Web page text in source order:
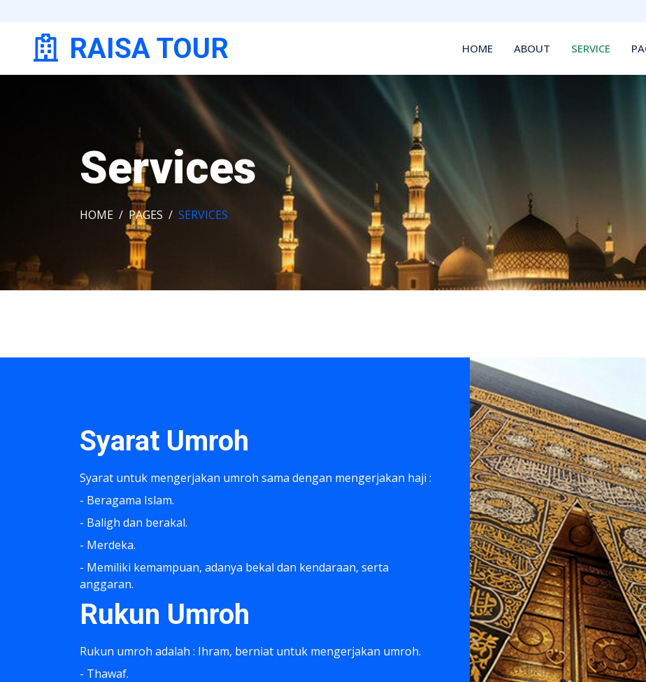
RAISA TOUR HOME ABOUT SERVICE
Services
HOME PAGES SERVICES
Syarat Umroh
Syarat untuk mengerjakan umroh sama dengan mengerjakan haji :
- Beragama Islam.
- Baligh dan berakal.
- Merdeka.
- Memiliki kemampuan, adanya bekal dan kendaraan, serta
anggaran.
Rukun Umroh
Rukun umroh adalah : Ihram, berniat untuk mengerjakan umroh.
- Thawaf.